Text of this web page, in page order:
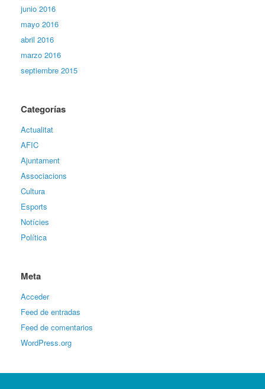
junio 2016
mayo 2016
abril 2016
marzo 2016
septiembre 2015
Categorías
Actualitat
AFIC
Ajuntament
Associacions
Cultura
Esports
Notícies
Política
Meta
Acceder
Feed de entradas
Feed de comentarios
WordPress.org